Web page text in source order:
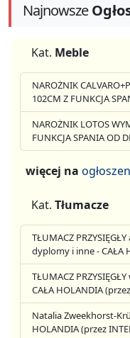
Najnowsze
Kat. Meble
NAROŻNIK
102CM Z FUNKCJA
NAROŻNIK LOTOS
FUNKCJA SPANIA OD
więcej na
Kat. Tłumacze
TŁUMACZ
dyplomy i inne - CAŁA
TŁUMACZ
CAŁA HOLANDIA
Natalia Zweekhorst-
HOLANDIA (przez